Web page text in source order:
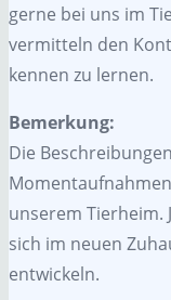
gerne bei uns im
vermitteln den
kennen zu lernen.
Bemerkung:
Die
unserem Tierheim.
sich im neuen
entwickeln.